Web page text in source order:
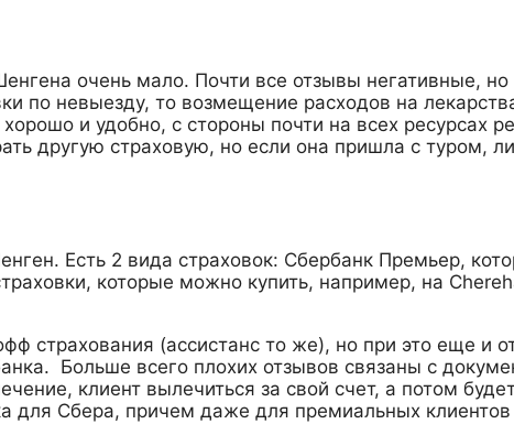
очень мало. Почти все отзывы негативные,
по невыезду, то возмещение расходов на
и удобно, с стороны почти на всех ресурсах
другую страховую, но если она пришла с туром,
Есть 2 вида страховок: Сбербанк Премьер,
которые можно купить, например, на
страхования (ассистанс то же), но при это еще и
Больше всего плохих отзывов связаны с
клиент вылечиться за свой счет, а потом
для Сбера, причем даже для премиальных